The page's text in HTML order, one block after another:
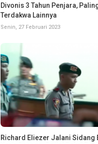
Divonis 3 Tahun Penjara,
Terdakwa Lainnya
Senin, 27 Februari 2023
Richard Eliezer Jalani Sidang